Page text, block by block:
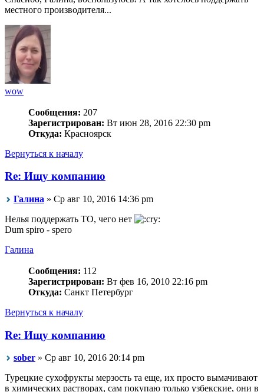
местного производителя...
wow
Сообщения: 207
Зарегистрирован: Вт июн 28, 2016 22:30 pm
Откуда: Красноярск
Вернуться к началу
Re: Ищу компанию
Галина » Ср авг 10, 2016 14:36 pm
Нелья поддержать ТО, чего нет
Dum spiro - spero
Галина
Сообщения: 112
Зарегистрирован: Вт фев 16, 2010 22:16 pm
Откуда: Санкт Петербург
Вернуться к началу
Re: Ищу компанию
sober » Ср авг 10, 2016 20:14 pm
Турецкие сухофрукты мерзость та еще, их просто вымачивают
в химических растворах, сам покупаю только узбекские, они в